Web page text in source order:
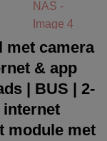
met camera
& app
| BUS | 2-
internet
module met